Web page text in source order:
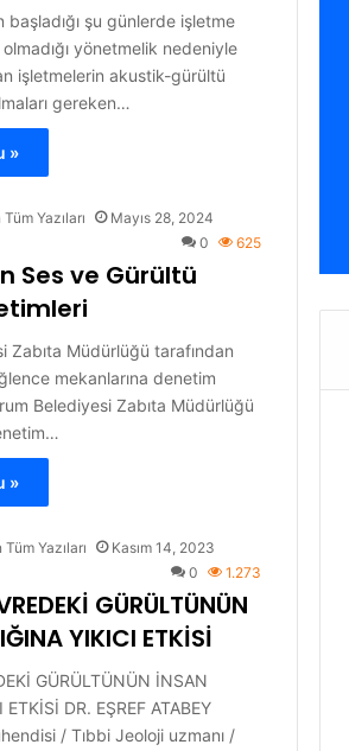
başladığı şu günlerde işletme
yönetmelik nedeniyle
işletmelerin akustik-gürültü
gereken…
»
Yazıları
Mayıs 28, 2024
0
625
Ses ve Gürültü
Zabıta Müdürlüğü tarafından
mekanlarına denetim
Belediyesi Zabıta Müdürlüğü
»
Yazıları
Kasım 14, 2023
0
1.273
GÜRÜLTÜNÜN
YIKICI ETKİSİ
GÜRÜLTÜNÜN İNSAN
DR. EŞREF ATABEY
/ Tıbbi Jeoloji uzmanı /